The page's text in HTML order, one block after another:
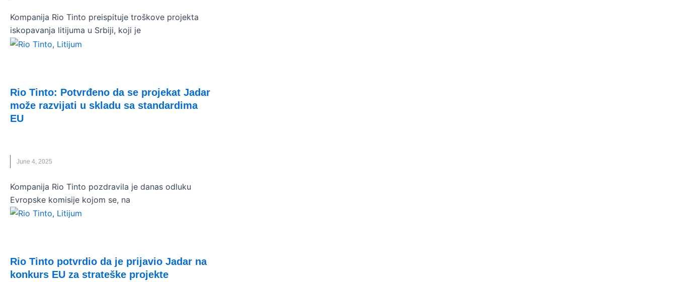
Kompanija Rio Tinto preispituje troškove projekta
iskopavanja litijuma u Srbiji, koji je
Rio Tinto: Potvrđeno da se projekat Jadar
može razvijati u skladu sa standardima
EU
June 4, 2025
Kompanija Rio Tinto pozdravila je danas odluku
Evropske komisije kojom se, na
Rio Tinto potvrdio da je prijavio Jadar na
konkurs EU za strateške projekte